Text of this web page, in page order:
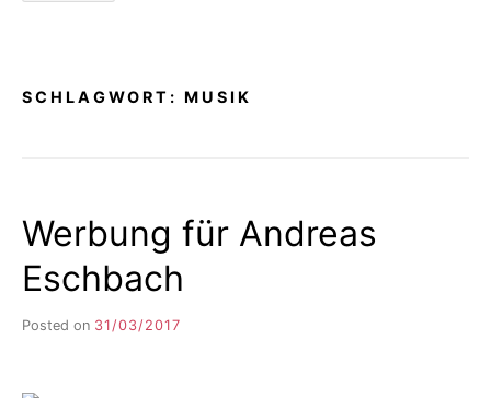
SCHLAGWORT: MUSIK
Werbung für Andreas
Eschbach
Posted on 31/03/2017